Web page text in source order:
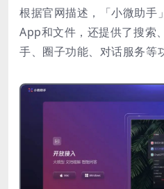
根据官网描述，「小微助手
App和文件，还提供了搜索
手、圈子功能、对话服务等